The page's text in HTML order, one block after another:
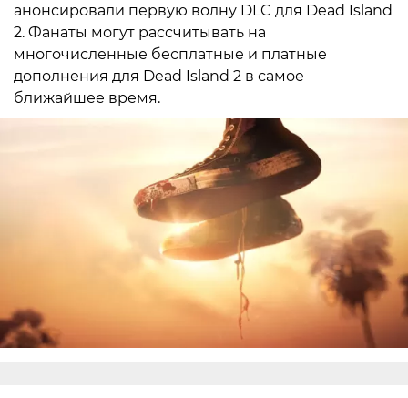
анонсировали первую волну DLC для Dead Island
2. Фанаты могут рассчитывать на
многочисленные бесплатные и платные
дополнения для Dead Island 2 в самое
ближайшее время.